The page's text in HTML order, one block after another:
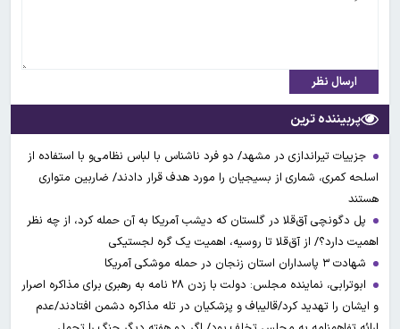
ارسال نظر
پربیننده ترین
جزییات تیراندازی در مشهد/ دو فرد ناشناس با لباس نظامی‌و با استفاده از
اسلحه کمری، شماری از بسیجیان را مورد هدف قرار دادند/ ضاربین متواری
هستند
پل دگونچی آق‌قلا در گلستان که دیشب آمریکا به آن حمله کرد، از چه نظر
اهمیت دارد؟/ از آق‌قلا تا روسیه، اهمیت یک گره لجستیکی
شهادت ۳ ‌پاسداران استان زنجان در حمله موشکی آمریکا
ابوترابی، نماینده مجلس: دولت با زدن ۲۸ نامه به رهبری برای مذاکره اصرار
و ایشان را تهدید کرد/قالیباف و پزشکیان در تله مذاکره دشمن افتادند/عدم